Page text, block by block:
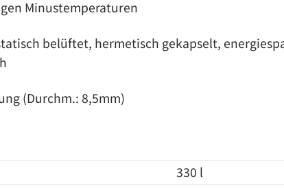
Minustemperaturen
belüftet, hermetisch gekapselt,
(Durchm.: 8,5mm)
330 l